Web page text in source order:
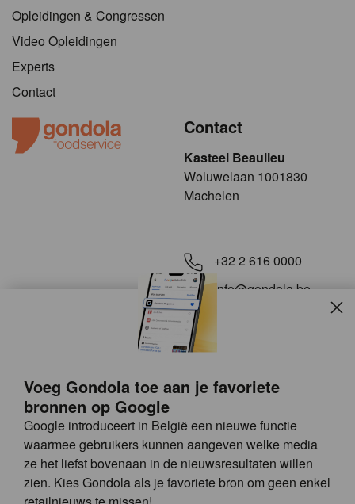
Voeg Gondola toe aan je favoriete
bronnen op Google
Google introduceert in België een nieuwe functie
waarmee gebruikers kunnen aangeven welke media
ze het liefst bovenaan in de nieuwsresultaten willen
zien. Kies Gondola als je favoriete bron om geen enkel
Opleidingen & Congressen
Video Opleidingen
Experts
Contact
Contact
Kasteel Beaulieu
​​​Woluwelaan 1001830
Machelen
+32 2 616 0000
info@gondola.be
Volg ons op
© GONDOLA GROUP
FAQ